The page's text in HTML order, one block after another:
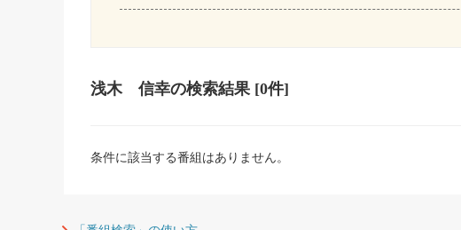
浅木 信幸の検索結果 [0件]
条件に該当する番組はありません。